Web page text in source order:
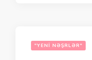
"YENI NƏŞRLƏR"